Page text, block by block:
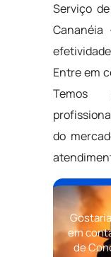
Serviço
Entre em
Temos
do
em
de